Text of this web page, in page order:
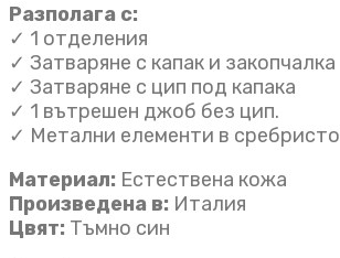
Разполага с:
✓ 1 отделения
✓ Затваряне с капак и закопчалка
✓ Затваряне с цип под капака
✓ 1 вътрешен джоб без цип.
✓ Метални елементи в сребристо
Материал: Естествена кожа
Произведена в: Италия
Цвят: Тъмно син